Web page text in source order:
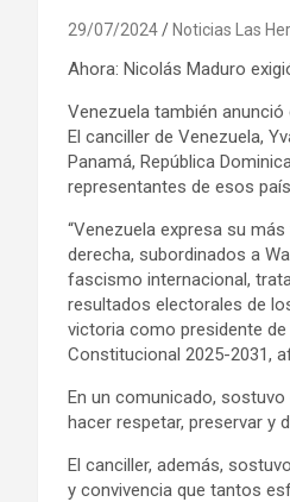
29/07/2024 Noticias Las
Ahora: Nicolás Maduro
Venezuela también
El canciller de Venezuela,
Panamá, República
representantes de esos
“Venezuela expresa su
derecha, subordinados a
fascismo internacional,
resultados electorales de
victoria como presidente de
Constitucional 2025-2031,
En un comunicado,
hacer respetar, preservar y
El canciller, además,
y convivencia que tantos